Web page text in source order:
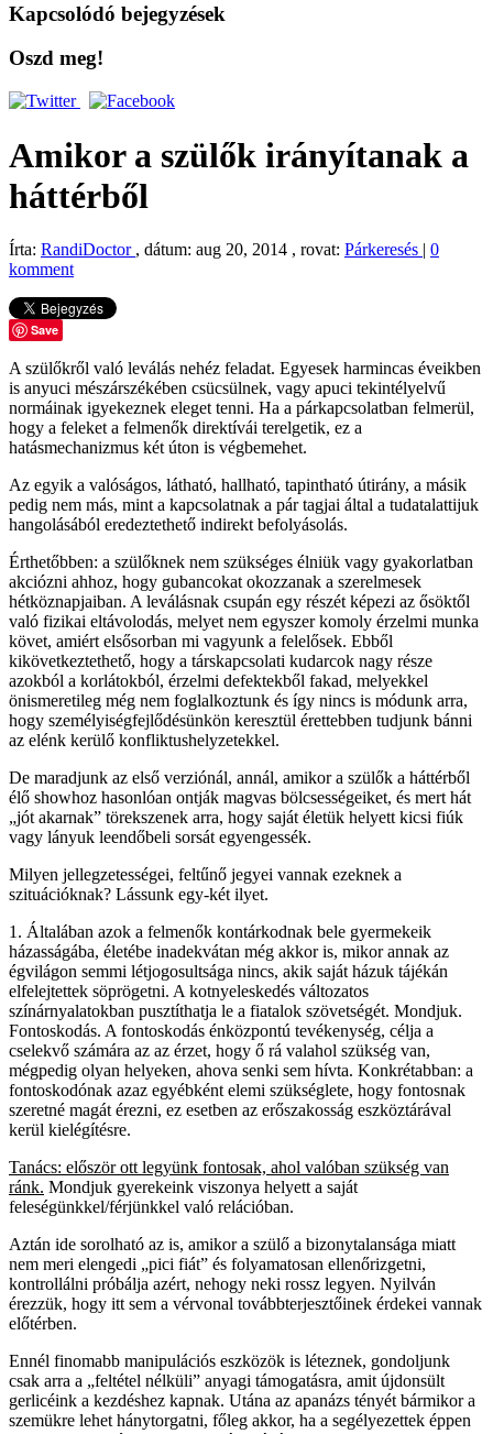
Kapcsolódó bejegyzések
Oszd meg!
Amikor a szülők irányítanak a
háttérből
Írta: RandiDoctor , dátum: aug 20, 2014 , rovat: Párkeresés | 0
komment
Save
A szülőkről való leválás nehéz feladat. Egyesek harmincas éveikben
is anyuci mészárszékében csücsülnek, vagy apuci tekintélyelvű
normáinak igyekeznek eleget tenni. Ha a párkapcsolatban felmerül,
hogy a feleket a felmenők direktívái terelgetik, ez a
hatásmechanizmus két úton is végbemehet.
Az egyik a valóságos, látható, hallható, tapintható útirány, a másik
pedig nem más, mint a kapcsolatnak a pár tagjai által a tudatalattijuk
hangolásából eredeztethető indirekt befolyásolás.
Érthetőbben: a szülőknek nem szükséges élniük vagy gyakorlatban
akciózni ahhoz, hogy gubancokat okozzanak a szerelmesek
hétköznapjaiban. A leválásnak csupán egy részét képezi az ősöktől
való fizikai eltávolodás, melyet nem egyszer komoly érzelmi munka
követ, amiért elsősorban mi vagyunk a felelősek. Ebből
kikövetkeztethető, hogy a társkapcsolati kudarcok nagy része
azokból a korlátokból, érzelmi defektekből fakad, melyekkel
önismeretileg még nem foglalkoztunk és így nincs is módunk arra,
hogy személyiségfejlődésünkön keresztül érettebben tudjunk bánni
az elénk kerülő konfliktushelyzetekkel.
De maradjunk az első verziónál, annál, amikor a szülők a háttérből
élő showhoz hasonlóan ontják magvas bölcsességeiket, és mert hát
„jót akarnak” törekszenek arra, hogy saját életük helyett kicsi fiúk
vagy lányuk leendőbeli sorsát egyengessék.
Milyen jellegzetességei, feltűnő jegyei vannak ezeknek a
szituációknak? Lássunk egy-két ilyet.
1. Általában azok a felmenők kontárkodnak bele gyermekeik
házasságába, életébe inadekvátan még akkor is, mikor annak az
égvilágon semmi létjogosultsága nincs, akik saját házuk tájékán
elfelejtettek söprögetni. A kotnyeleskedés változatos
színárnyalatokban pusztíthatja le a fiatalok szövetségét. Mondjuk.
Fontoskodás. A fontoskodás énközpontú tevékenység, célja a
cselekvő számára az az érzet, hogy ő rá valahol szükség van,
mégpedig olyan helyeken, ahova senki sem hívta. Konkrétabban: a
fontoskodónak azaz egyébként elemi szükséglete, hogy fontosnak
szeretné magát érezni, ez esetben az erőszakosság eszköztárával
kerül kielégítésre.
Tanács: először ott legyünk fontosak, ahol valóban szükség van
ránk. Mondjuk gyerekeink viszonya helyett a saját
feleségünkkel/férjünkkel való relációban.
Aztán ide sorolható az is, amikor a szülő a bizonytalansága miatt
nem meri elengedi „pici fiát” és folyamatosan ellenőrizgetni,
kontrollálni próbálja azért, nehogy neki rossz legyen. Nyilván
érezzük, hogy itt sem a vérvonal továbbterjesztőinek érdekei vannak
előtérben.
Ennél finomabb manipulációs eszközök is léteznek, gondoljunk
csak arra a „feltétel nélküli” anyagi támogatásra, amit újdonsült
gerlicéink a kezdéshez kapnak. Utána az apanázs tényét bármikor a
szemükre lehet hánytorgatni, főleg akkor, ha a segélyezettek éppen